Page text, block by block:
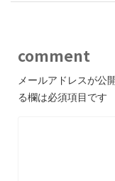
comment
メールアドレスが公
る欄は必須項目です